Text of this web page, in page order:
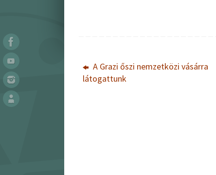
A Grazi őszi nemzetközi vásárra
látogattunk